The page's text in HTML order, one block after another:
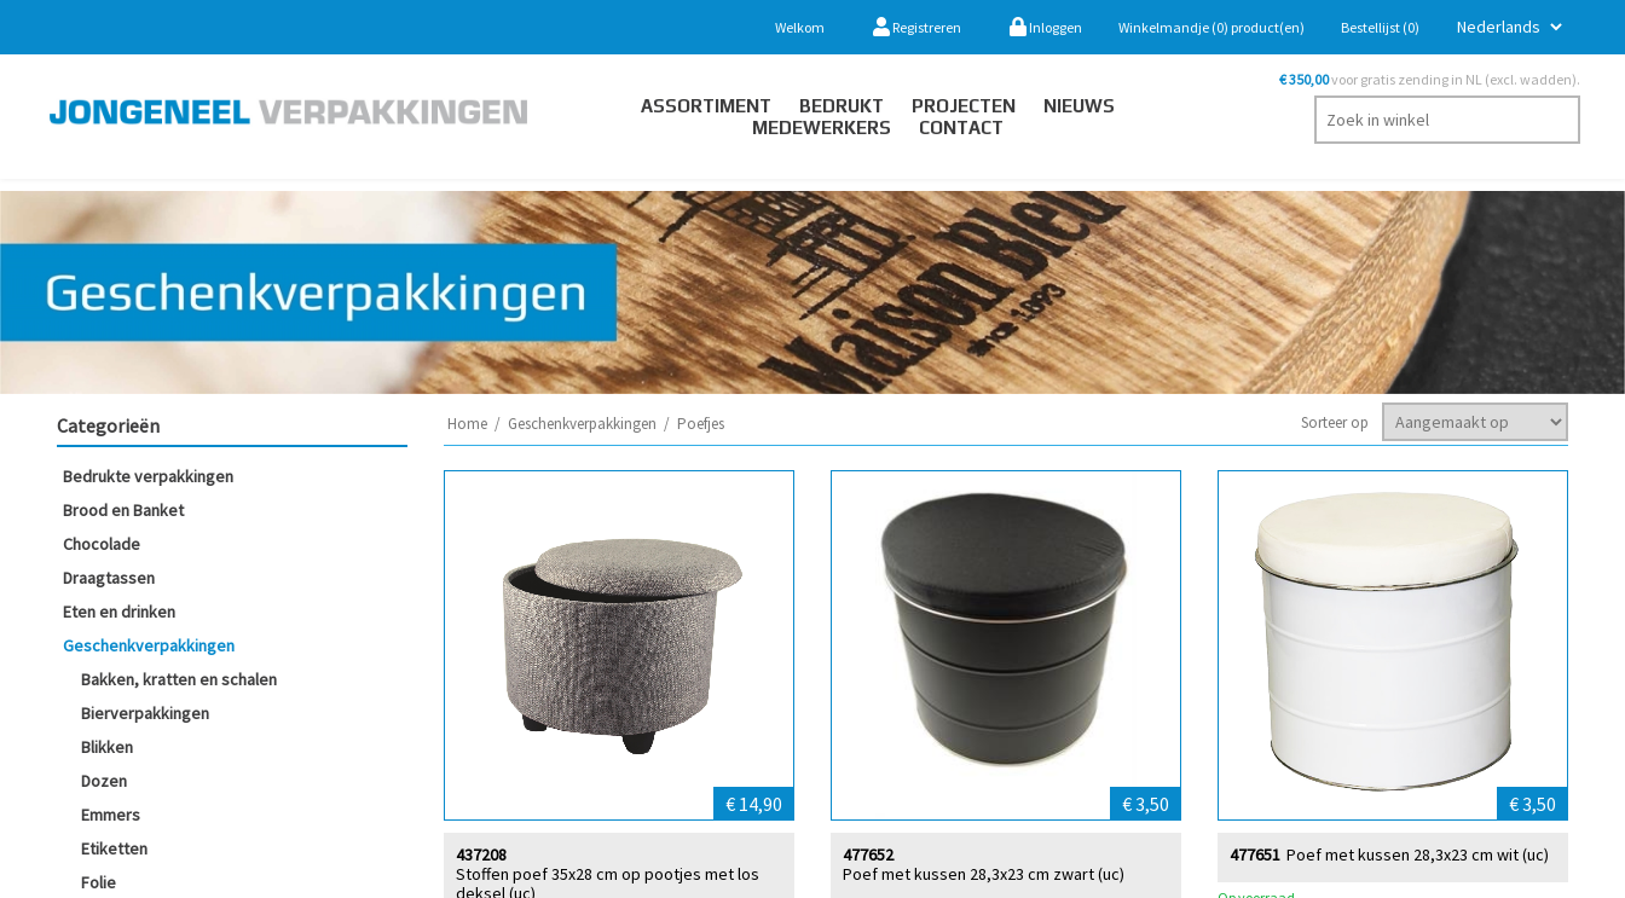
Welkom Registreren Inloggen Winkelmandje (0) product(en) Bestellijst (0)
ASSORTIMENT BEDRUKT PROJECTEN
NIEUWS
MEDEWERKERS
CONTACT
€ 350,00voor gratis zending in NL (excl. wadden).
Categorieën
Bedrukte verpakkingen
Brood en Banket
Chocolade
Draagtassen
Eten en drinken
Geschenkverpakkingen
Bakken, kratten en schalen
Bierverpakkingen
Blikken
Dozen
Emmers
Etiketten
Folie
Home / Geschenkverpakkingen / Poefjes Sorteer op
€ 14,90
Stoffen poef 35x28 cm op pootjes met los
deksel (uc)
437208
€ 3,50
Poef met kussen 28,3x23 cm zwart (uc)
477652
€ 3,50
Poef met kussen 28,3x23 cm wit (uc)
477651